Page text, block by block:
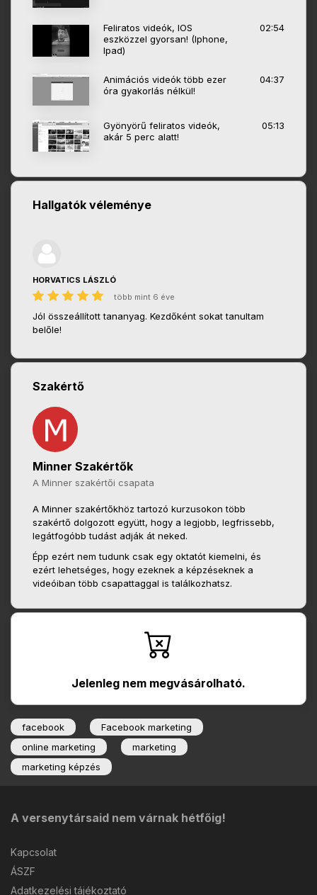
Feliratos videók, IOS
eszközzel gyorsan! (Iphone,
Ipad)
02:54
Animációs videók több ezer
óra gyakorlás nélkül!
04:37
Gyönyörű feliratos videók,
akár 5 perc alatt!
05:13
Hallgatók véleménye
HORVATICS LÁSZLÓ
több mint 6 éve
Jól összeállított tananyag. Kezdőként sokat tanultam
belőle!
Szakértő
Minner Szakértők
A Minner szakértői csapata
A Minner szakértőkhöz tartozó kurzusokon több
szakértő dolgozott együtt, hogy a legjobb, legfrissebb,
legátfogóbb tudást adják át neked.
Épp ezért nem tudunk csak egy oktatót kiemelni, és
ezért lehetséges, hogy ezeknek a képzéseknek a
videóiban több csapattaggal is találkozhatsz.
Jelenleg nem megvásárolható.
facebook
Facebook marketing
online marketing
marketing
marketing képzés
A versenytársaid nem várnak hétfőig!
Kapcsolat
ÁSZF
Adatkezelési tájékoztató